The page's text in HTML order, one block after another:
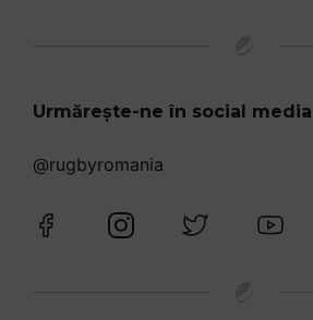
Urmărește-ne în social media
@rugbyromania